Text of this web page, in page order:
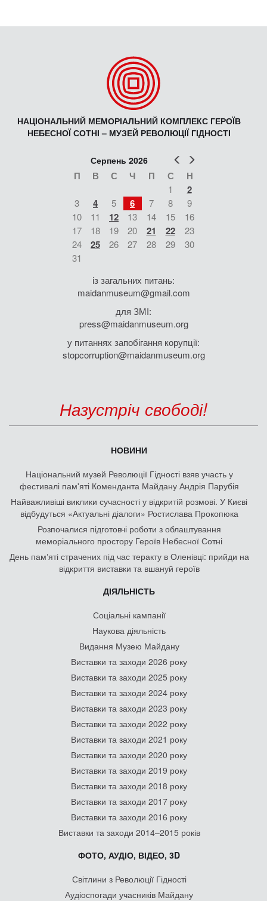
НАЦІОНАЛЬНИЙ МЕМОРІАЛЬНИЙ КОМПЛЕКС ГЕРОЇВ
НЕБЕСНОЇ СОТНІ – МУЗЕЙ РЕВОЛЮЦІЇ ГІДНОСТІ
Попер
Серпень 2026
П В С Ч П С Н
1 2
3 4 5 6 7 8
9
10
11 12 13 14 15
16
17
18 19 20 21 22
23
24
25 26 27 28 29
30
31
із загальних питань:
maidanmuseum@gmail.com
для ЗМІ:
press@maidanmuseum.org
у питаннях запобігання корупції:
stopcorruption@maidanmuseum.org
Назустріч свободі!
НОВИНИ
Національний музей Революції Гідності взяв участь у
фестивалі пам'яті Коменданта Майдану Андрія Парубія
Найважливіші виклики сучасності у відкритій розмові. У Києві
відбудуться «Актуальні діалоги» Ростислава Прокопюка
Розпочалися підготовчі роботи з облаштування
меморіального простору Героїв Небесної Сотні
День памʼяті страчених під час теракту в Оленівці: прийди на
відкриття виставки та вшануй героїв
ДІЯЛЬНІСТЬ
Соціальні кампанії
Наукова діяльність
Видання Музею Майдану
Виставки та заходи 2026 року
Виставки та заходи 2025 року
Виставки та заходи 2024 року
Виставки та заходи 2023 року
Виставки та заходи 2022 року
Виставки та заходи 2021 року
Виставки та заходи 2020 року
Виставки та заходи 2019 року
Виставки та заходи 2018 року
Виставки та заходи 2017 року
Виставки та заходи 2016 року
Виставки та заходи 2014–2015 років
ФОТО, АУДІО, ВІДЕО, 3D
Світлини з Революції Гідності
Аудіоспогади учасників Майдану